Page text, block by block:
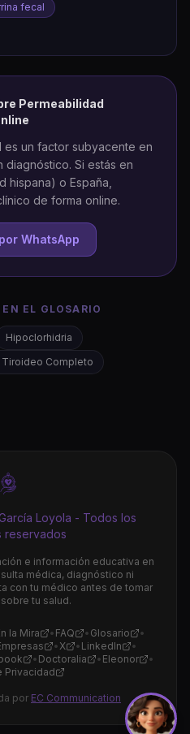
fecal
Permeabilidad
es un factor subyacente en
diagnóstico. Si estás en
hispana) o España,
de forma online.
WhatsApp
EL GLOSARIO
Hipoclorhidria
Tiroideo Completo
Loyola - Todos los
reservados
e información educativa en
médica, diagnóstico ni
con tu médico antes de tomar
tu salud.
la Mira • FAQ • Glosario
•
•X • LinkedIn
•
• Doctoralia • Eleonor
•
Privacidad
por EC Communication